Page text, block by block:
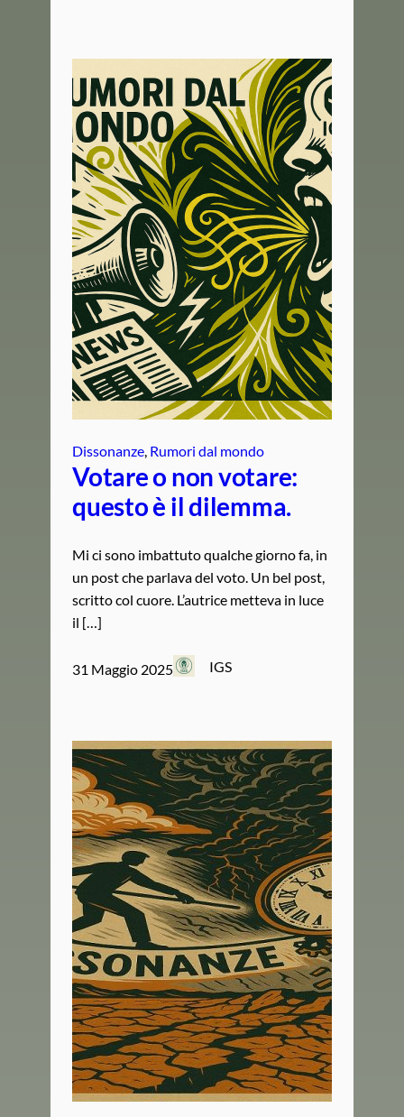
Dissonanze, Rumori dal mondo
Votare o non votare:
questo è il dilemma.
Mi ci sono imbattuto qualche giorno fa, in
un post che parlava del voto. Un bel post,
scritto col cuore. L’autrice metteva in luce
il […]
31 Maggio 2025 IGS